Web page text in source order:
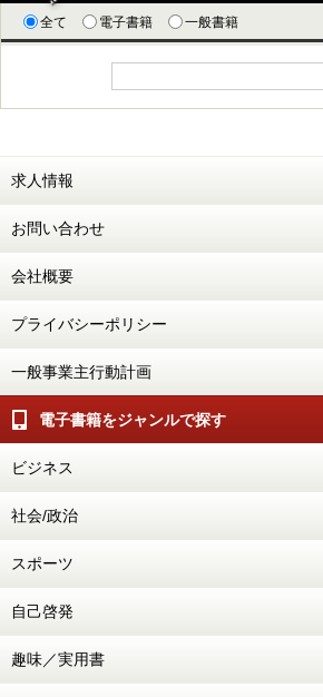
全て 電子書籍 一般書籍
求人情報
お問い合わせ
会社概要
プライバシーポリシー
一般事業主行動計画
電子書籍をジャンルで探す
ビジネス
社会/政治
スポーツ
自己啓発
趣味／実用書